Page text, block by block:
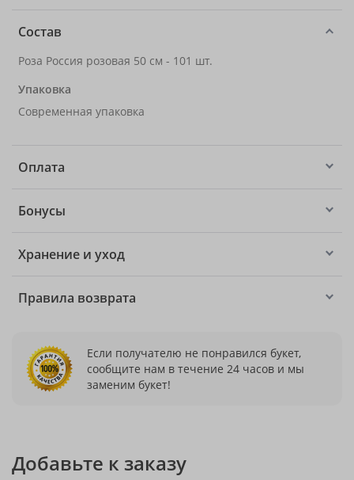
Состав
Роза Россия розовая 50 см - 101 шт.
Упаковка
Современная упаковка
Оплата
Бонусы
Хранение и уход
Правила возврата
Если получателю не понравился букет,
сообщите нам в течение 24 часов и мы
заменим букет!
Добавьте к заказу